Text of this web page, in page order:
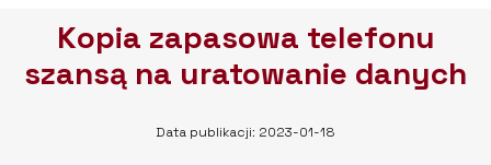
Kopia zapasowa telefonu
szansą na uratowanie danych
Data publikacji: 2023-01-18